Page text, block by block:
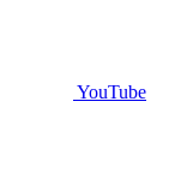
YouTube